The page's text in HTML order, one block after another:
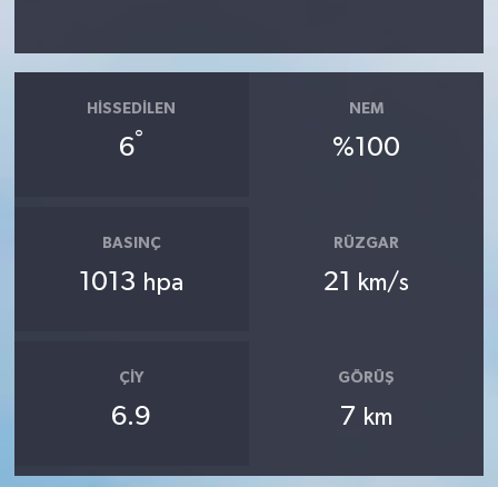
HISSEDILEN
6°
NEM
%100
BASINÇ
1013 hpa
RÜZGAR
21 km/s
ÇIY
6.9
GÖRÜŞ
7 km